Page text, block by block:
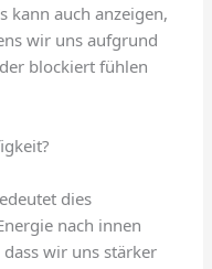
kann auch anzeigen,
wir uns aufgrund
blockiert fühlen
dies
nach innen
wir uns stärker